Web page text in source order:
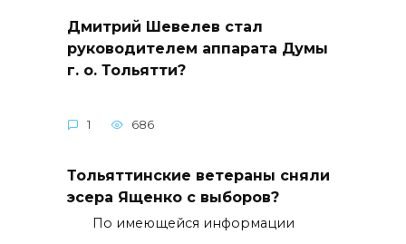
Дмитрий Шевелев стал
руководителем аппарата Думы
г. о. Тольятти?
1 686
Тольяттинские ветераны сняли
эсера Ященко с выборов?
По имеющейся информации